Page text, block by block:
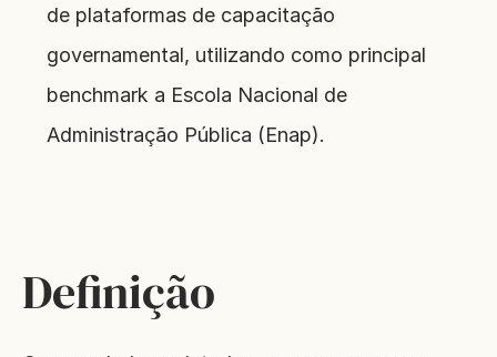
de plataformas de capacitação
governamental, utilizando como principal
benchmark a Escola Nacional de
Administração Pública (Enap).
Definição